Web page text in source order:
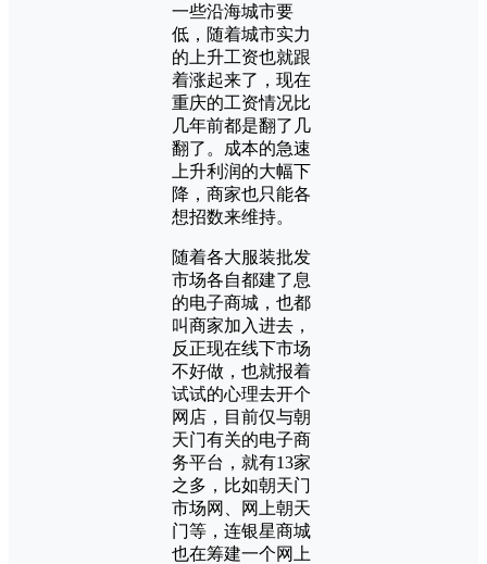
一些沿海城市要
低，随着城市实力
的上升工资也就跟
着涨起来了，现在
重庆的工资情况比
几年前都是翻了几
翻了。成本的急速
上升利润的大幅下
降，商家也只能各
想招数来维持。
随着各大服装批发
市场各自都建了息
的电子商城，也都
叫商家加入进去，
反正现在线下市场
不好做，也就报着
试试的心理去开个
网店，目前仅与朝
天门有关的电子商
务平台，就有13家
之多，比如朝天门
市场网、网上朝天
门等，连银星商城
也在筹建一个网上